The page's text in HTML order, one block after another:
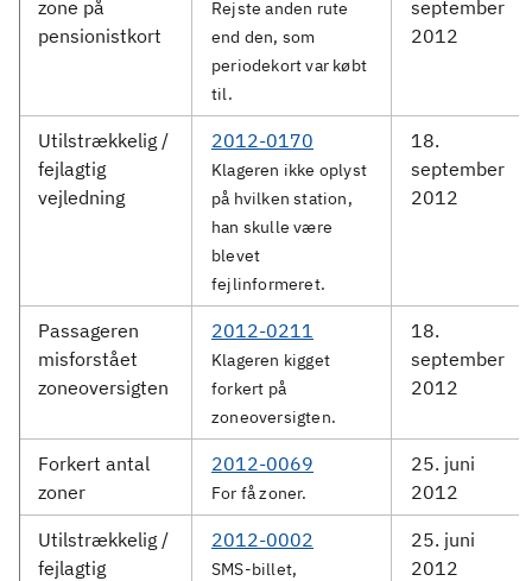
zone på
pensionistkort
Rejste anden rute
end den, som
periodekort var købt
til.
september
2012
Utilstrækkelig /
fejlagtig
vejledning
2012-0170
Klageren ikke oplyst
på hvilken station,
han skulle være
blevet
fejlinformeret.
18.
september
2012
Passageren
misforstået
zoneoversigten
2012-0211
Klageren kigget
forkert på
zoneoversigten.
18.
september
2012
Forkert antal
zoner
2012-0069
For få zoner.
25. juni
2012
Utilstrækkelig /
fejlagtig
2012-0002
SMS-billet,
25. juni
2012